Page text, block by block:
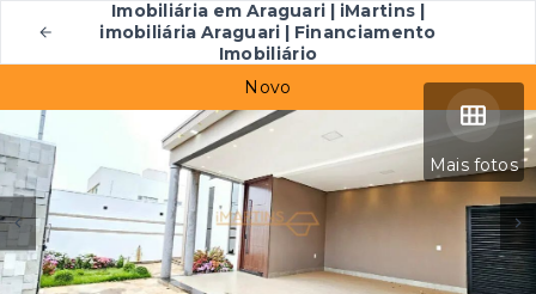
Imobiliária em Araguari | iMartins |
imobiliária Araguari | Financiamento
Imobiliário
Mais fotos
Novo